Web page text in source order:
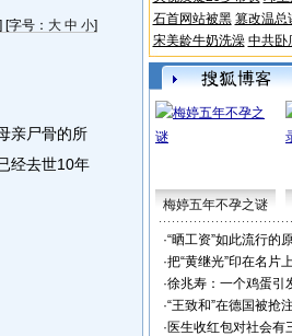
] [字号： 大 中 小]
亲尸骨的所
经去世10年
石首网站被黑 篡改温总
宋美龄牛奶洗澡 中共卧
梅婷五年不孕之谜
·“晒工资”如此流行的
·把“黄继光”印在名片
·徐兆寿：一个鸡蛋引
·“王致和”在德国被抢
· 医生收红包对社会有